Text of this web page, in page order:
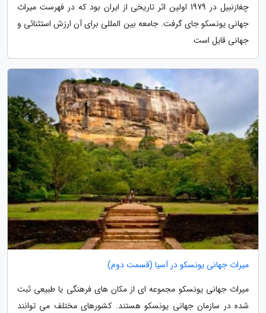
چغازنبیل در 1979 اولین اثر تاریخی از ایران بود که در فهرست میراث
جهانی یونسکو جای گرفت. جامعه بین المللی برای آن ارزش استثنائی و
جهانی قایل است
میراث جهانی یونسکو در آسیا (قسمت دوم)
میراث جهانی یونسکو مجموعه ای از مکان های فرهنگی یا طبیعی ثبت
شده در سازمان جهانی یونسکو هستند. کشورهای مختلف می توانند